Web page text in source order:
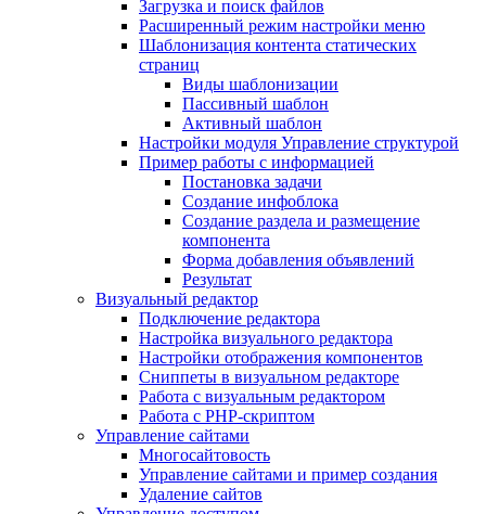
Загрузка и поиск файлов
Расширенный режим настройки меню
Шаблонизация контента статических
страниц
Виды шаблонизации
Пассивный шаблон
Активный шаблон
Настройки модуля Управление структурой
Пример работы с информацией
Постановка задачи
Создание инфоблока
Создание раздела и размещение
компонента
Форма добавления объявлений
Результат
Визуальный редактор
Подключение редактора
Настройка визуального редактора
Настройки отображения компонентов
Сниппеты в визуальном редакторе
Работа с визуальным редактором
Работа с PHP-скриптом
Управление сайтами
Многосайтовость
Управление сайтами и пример создания
Удаление сайтов